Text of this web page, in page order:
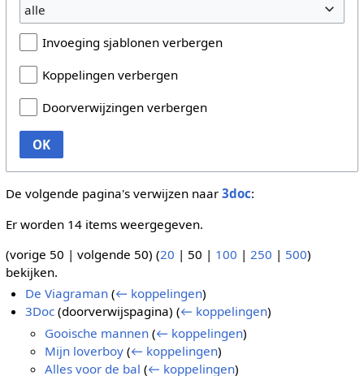
alle
Invoeging sjablonen verbergen
Koppelingen verbergen
Doorverwijzingen verbergen
OK
De volgende pagina's verwijzen naar 3doc:
Er worden 14 items weergegeven.
(vorige 50 | volgende 50) (20 | 50 | 100 | 250 | 500)
bekijken.
De Viagraman (← koppelingen)
3Doc (doorverwijspagina)(← koppelingen)
Gooische mannen (← koppelingen)
Mijn loverboy (← koppelingen)
Alles voor de bal (← koppelingen)